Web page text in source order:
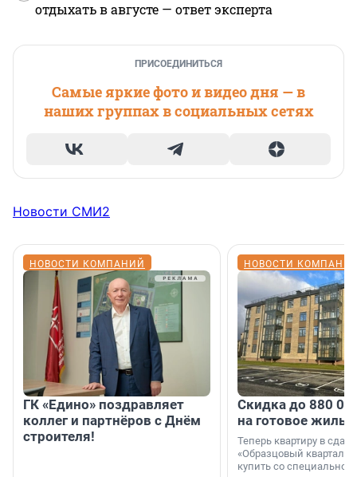
отдыхать в августе — ответ эксперта
ПРИСОЕДИНИТЬСЯ
Самые яркие фото и видео дня — в
наших группах в социальных сетях
Новости СМИ2
НОВОСТИ КОМПАНИЙ
ГК «Едино» поздравляет
коллег и партнёров с Днём
строителя!
НОВОСТИ
Скидка до 880
на готовое
Теперь квартиру в
«Образцовый квартал
купить со специальной